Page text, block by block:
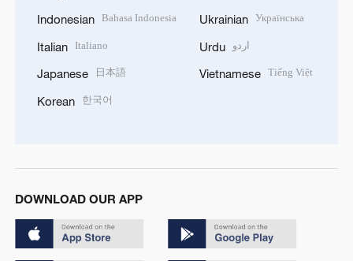
Indonesian Bahasa Indonesia
Italian Italiano
Japanese 日本語
Korean 한국어
Ukrainian Українська
Urdu اردو
Vietnamese Tiếng Việt
DOWNLOAD OUR APP